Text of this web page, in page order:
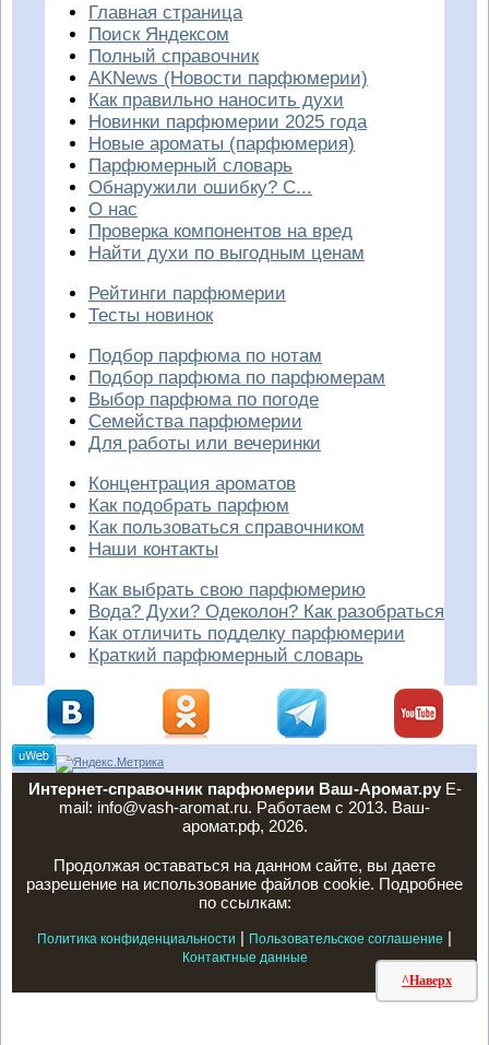
^Наверх
Главная страница
Поиск Яндексом
Полный справочник
AKNews (Новости парфюмерии)
Как правильно наносить духи
Новинки парфюмерии 2025 года
Новые ароматы (парфюмерия)
Парфюмерный словарь
Обнаружили ошибку? С...
О нас
Проверка компонентов на вред
Найти духи по выгодным ценам
Рейтинги парфюмерии
Тесты новинок
Подбор парфюма по нотам
Подбор парфюма по парфюмерам
Выбор парфюма по погоде
Семейства парфюмерии
Для работы или вечеринки
Концентрация ароматов
Как подобрать парфюм
Как пользоваться справочником
Наши контакты
Как выбрать свою парфюмерию
Вода? Духи? Одеколон? Как разобраться
Как отличить подделку парфюмерии
Краткий парфюмерный словарь
Интернет-справочник парфюмерии Ваш-Аромат.руE-
mail: info@vash-aromat.ru. Работаем с 2013. Ваш-
аромат.рф, 2026.
Продолжая оставаться на данном сайте, вы даете
разрешение на использование файлов cookie. Подробнее
по ссылкам:
Политика конфиденциальности | Пользовательское соглашение |
Контактные данные